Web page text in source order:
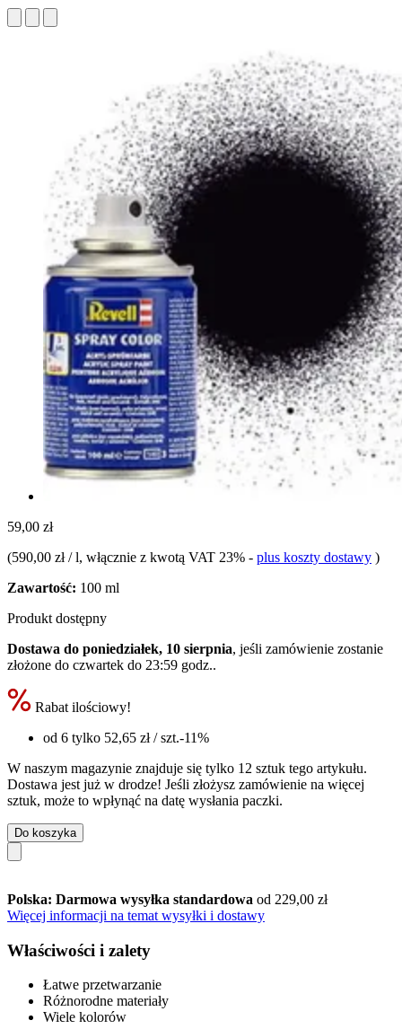
59,00 zł
(590,00 zł / l, włącznie z kwotą VAT 23% - plus koszty dostawy )
Zawartość: 100 ml
Produkt dostępny
Dostawa do poniedziałek, 10 sierpnia, jeśli zamówienie zostanie
złożone do czwartek do 23:59 godz..
Rabat ilościowy!
od 6 tylko 52,65 zł/ szt.-11%
W naszym magazynie znajduje się tylko 12 sztuk tego artykułu.
Dostawa jest już w drodze! Jeśli złożysz zamówienie na więcej
sztuk, może to wpłynąć na datę wysłania paczki.
Do koszyka
Polska: Darmowa wysyłka standardowa od 229,00 zł
Więcej informacji na temat wysyłki i dostawy
Właściwości i zalety
Łatwe przetwarzanie
Różnorodne materiały
Wiele kolorów